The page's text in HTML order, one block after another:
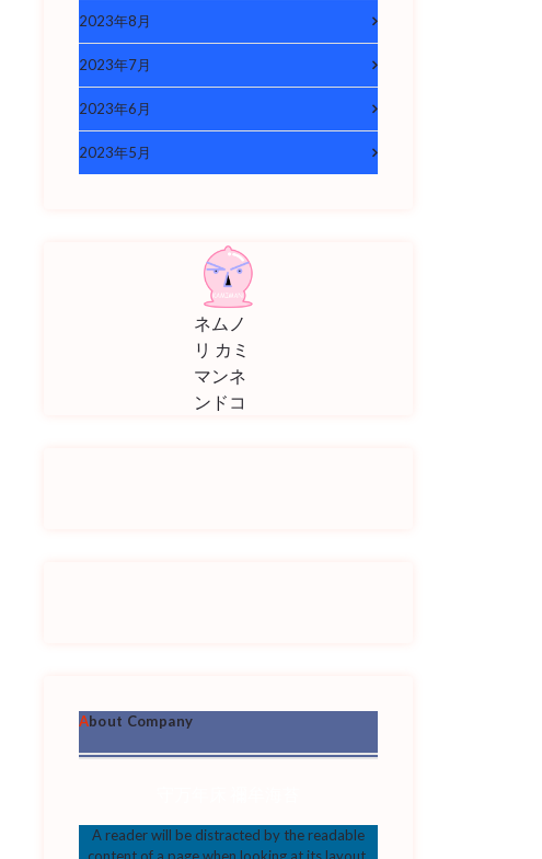
2023年8月
2023年7月
2023年6月
2023年5月
ネムノ
リ カミ
マンネ
ンドコ
About Company
A reader will be distracted by the readable